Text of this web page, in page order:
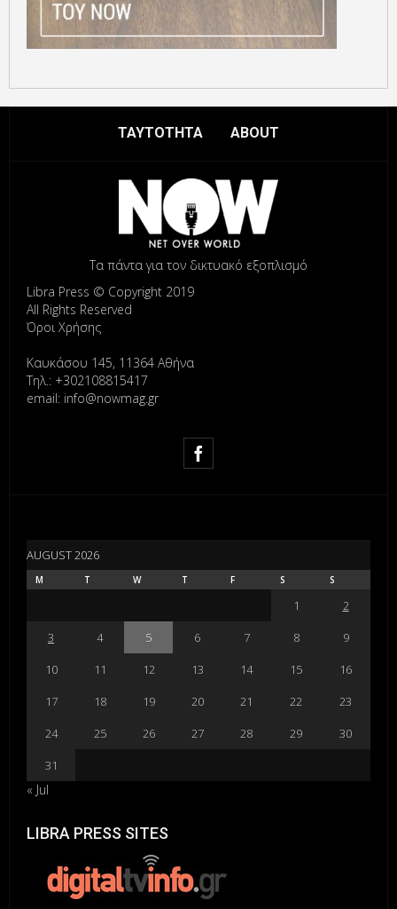
ΤΑΥΤΟΤΗΤΑ ABOUT
Τα πάντα για τον δικτυακό εξοπλισμό
Libra Press © Copyright 2019
All Rights Reserved
Όροι Χρήσης
Καυκάσου 145, 11364 Αθήνα
Τηλ.: +302108815417
email: info@nowmag.gr
AUGUST 2026
M T W T F S S
1
2
3
4 5 6 7 8
9
10
11 12 13 14 15
16
17
18 19 20 21 22
23
24
25 26 27 28 29
30
31
« Jul
LIBRA PRESS SITES